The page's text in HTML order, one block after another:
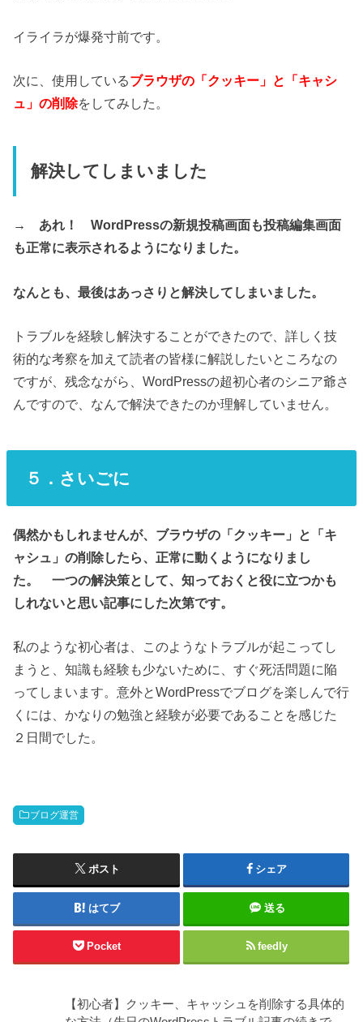
イライラが爆発寸前です。
次に、使用しているブラウザの「クッキー」と「キャシ
ュ」の削除をしてみした。
解決してしまいました
→
あれ！ WordPressの新規投稿画面も投稿編集画面
も正常に表示されるようになりました。
なんとも、最後はあっさりと解決してしまいました。
トラブルを経験し解決することができたので、詳しく技
術的な考察を加えて読者の皆様に解説したいところなの
ですが、残念ながら、WordPressの超初心者のシニア爺さ
んですので、なんで解決できたのか理解していません。
５．さいごに
偶然かもしれませんが、ブラウザの「クッキー」と「キ
ャシュ」の削除したら、正常に動くようになりまし
た。 一つの解決策として、知っておくと役に立つかも
しれないと思い記事にした次第です。
私のような初心者は、このようなトラブルが起こってし
まうと、知識も経験も少ないために、すぐ死活問題に陥
ってしまいます。意外とWordPressでブログを楽しんで行
くには、かなりの勉強と経験が必要であることを感じた
２日間でした。
ブログ運営
ポスト シェア
はてブ 送る
Pocket feedly
【初心者】クッキー、キャッシュを削除する具体的